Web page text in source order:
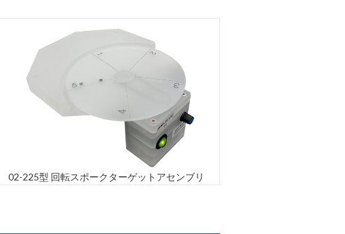
02-225型 回転スポークターゲットアセンブリ